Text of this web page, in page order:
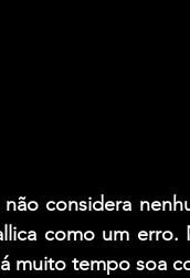
considera
como um erro.
muito tempo soa